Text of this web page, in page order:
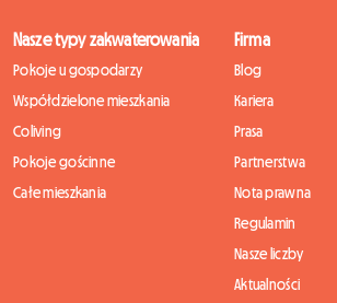
Nasze typy zakwaterowania
Pokoje u gospodarzy
Współdzielone mieszkania
Coliving
Pokoje gościnne
Całe mieszkania
Firma
Blog
Kariera
Prasa
Partnerstwa
Nota prawna
Regulamin
Nasze liczby
Aktualności